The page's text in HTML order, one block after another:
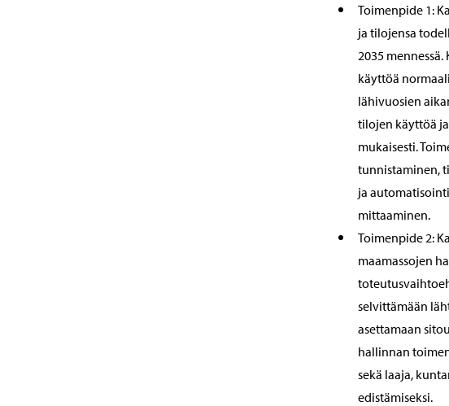
Toimenpide 1:
ja tilojensa
2035
käyttöä
lähivuosien
tilojen käyttöä
mukaisesti.
tunnistaminen,
ja
mittaaminen.
Toimenpide 2:
maamassojen
selvittämään
asettamaan
hallinnan
sekä laaja,
edistämiseksi.